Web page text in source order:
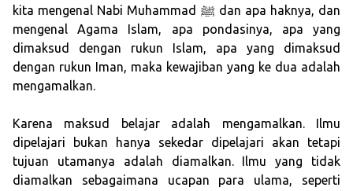
kita mengenal Nabi Muhammad ﷺ dan apa haknya, dan
mengenal Agama Islam, apa pondasinya, apa yang
dimaksud dengan rukun Islam, apa yang dimaksud
dengan rukun Iman, maka kewajiban yang ke dua adalah
mengamalkan.
Karena maksud belajar adalah mengamalkan. Ilmu
dipelajari bukan hanya sekedar dipelajari akan tetapi
tujuan utamanya adalah diamalkan. Ilmu yang tidak
diamalkan sebagaimana ucapan para ulama, seperti